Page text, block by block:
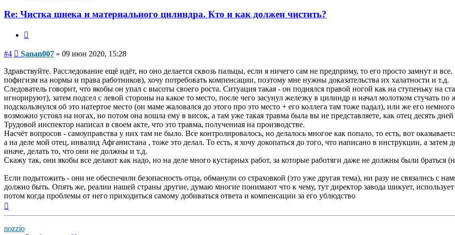
Re: Чистка шнека и материального цилиндра. Кто и как должен чистить?
#4 Сообщение
Sanan007 » 09 июн 2020, 15:28
Здравствуйте. Расследование ещё идёт, но оно делается сквозь пальцы, если я ничего сам не предприму, то его просто замнут и
пофигизм на нормы и права работников), хочу потребовать компенсации, поэтому мне нужны доказательства их халатности и т.д.
Следователь говорит, что якобы он упал с высоты своего роста. Ситуация такая - он поднялся правой ногой как на ступеньку на
игнорируют), затем подсел с левой стороны на какое то место, после чего засунул железку в цилиндр и начал молотком стучать
подскользнулся об это натертое место (он маме жаловался до этого про это место + его коллега там тоже падал), или же его
возможно устоял на ногах, но потом она вошла ему в висок, а там уже такая травма была вы не представляете, как отец десять
Трудовой инспектор написал в своем акте, что это травма, полученная на производстве.
Насчёт вопросов - самоуправства у них там не было. Все контролировалось, но делалось многое как попало, то есть, вот
а на деле мой отец, инвалид Афганистана , тоже это делал. То есть, я хочу докопаться до того, что написано в инструкции, а затем
иначе, делать то, что они не должны и т.д.
Скажу так, они якобы все делают как надо, но на деле много кустарных работ, за которые работяги даже не должны были браться
Если подытожить - они не обеспечили безопасность отца, обманули со страховкой (это уже другая тема), ни разу не связались с
должно быть. Опять же, реалии нашей страны другие, думаю многие понимают что к чему, тут директор завода шикует, использует
потом когда проблемы от него приходиться самому добиваться ответа и компенсации за его ублюдство
nozzio